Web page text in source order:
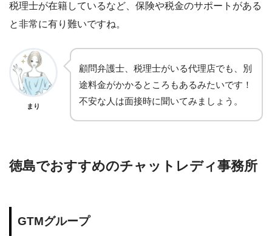
税理士が在籍しているなど、保険や税金のサポートがある
と非常に有り難いですね。
まり
顧問弁護士、税理士がいる代理店でも、別
途料金がかかるところもあるみたいです！
不安な人は面接時に聞いてみましょう。
徳島でおすすめのチャットレディ事務所
GTMグループ